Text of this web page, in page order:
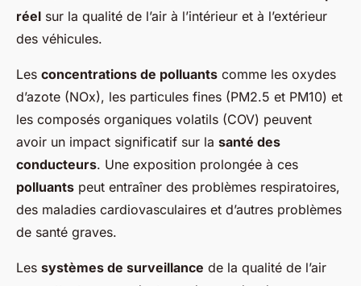
réel sur la qualité de l’air à l’intérieur et à l’extérieur
des véhicules.
Les concentrations de polluants comme les oxydes
d’azote (NOx), les particules fines (PM2.5 et PM10) et
les composés organiques volatils (COV) peuvent
avoir un impact significatif sur la santé des
conducteurs. Une exposition prolongée à ces
polluants peut entraîner des problèmes respiratoires,
des maladies cardiovasculaires et d’autres problèmes
de santé graves.
Les systèmes de surveillance de la qualité de l’air